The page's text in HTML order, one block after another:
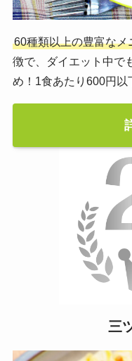
60種類以上の豊富なメ
徴で、ダイエット中で
め！1食あたり600円以
三